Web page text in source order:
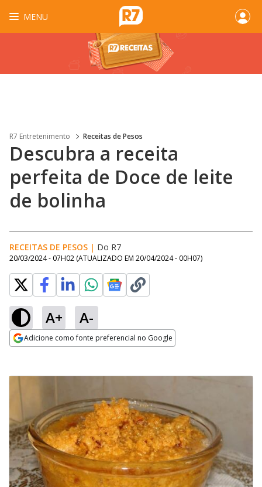
MENU
R7 Entretenimento Receitas de Pesos
Descubra a receita
perfeita de Doce de leite
de bolinha
RECEITAS DE PESOS | Do R7
20/03/2024 - 07H02 (ATUALIZADO EM 20/04/2024 - 00H07)
A+ A-
Adicione como fonte preferencial no Google